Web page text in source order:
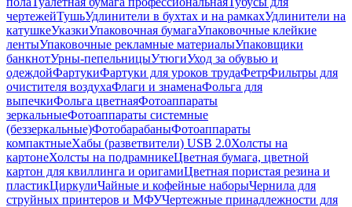
чертежейТушьУдлинители в бухтах и на рамкахУдлинители на
катушкеУказкиУпаковочная бумагаУпаковочные клейкие
лентыУпаковочные рекламные материалыУпаковщики
банкнотУрны-пепельницыУтюгиУход за обувью и
одеждойФартукиФартуки для уроков трудаФетрФильтры для
очистителя воздухаФлаги и знаменаФольга для
выпечкиФольга цветнаяФотоаппараты
зеркальныеФотоаппараты системные
(беззеркальные)ФотобарабаныФотоаппараты
компактныеХабы (разветвители) USB 2.0Холсты на
картонеХолсты на подрамникеЦветная бумага, цветной
картон для квиллинга и оригамиЦветная пористая резина и
пластикЦиркулиЧайные и кофейные наборыЧернила для
струйных принтеров и МФУЧертежные принадлежности для